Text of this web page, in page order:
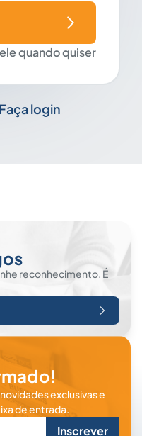
quando quiser
Faça login
reconhecimento. É
exclusivas e
de entrada.
Inscrever